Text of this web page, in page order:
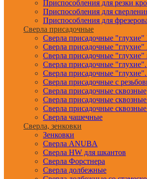
Приспособления для резки
Приспособления для
Приспособления для
Сверла присадочные
Сверла присадочные
Сверла присадочные
Сверла присадочные
Сверла присадочные
Сверла присадочные
Сверла присадочные с
Сверла присадочные сквозные
Сверла присадочные
Сверла присадочные
Сверла чашечные
Сверла, зенковки
Зенковки
Сверла ANUBA
Сверла HW для шкантов
Сверла Форстнера
Сверла долбежные